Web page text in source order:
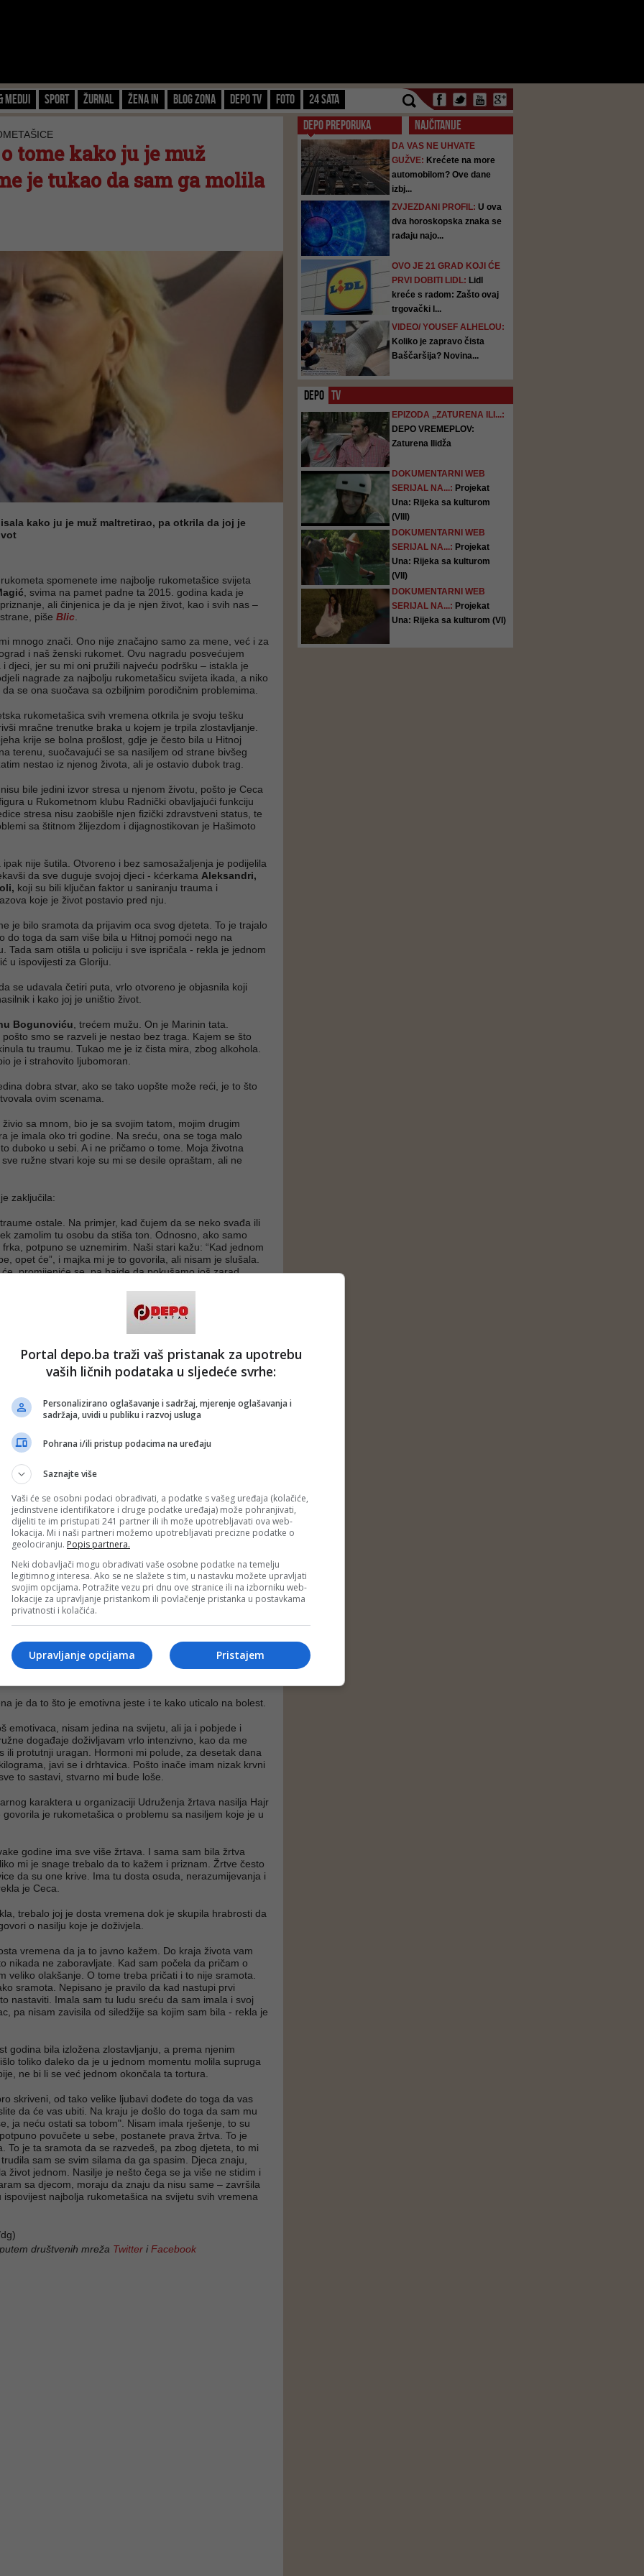
Mediji Sport Žurnal Žena IN Blog zona Depo TV FOTO 24 SATA
tome kako ju je muž
je tukao da sam ga molila
kako ju je muž maltretirao, pa otkrila da joj je
spomenete ime najbolje rukometašice svijeta
, svima na pamet padne ta 2015. godina kada je
ali činjenica je da je njen život, kao i svih nas –
piše Blic
mnogo znači. Ono nije značajno samo za mene, već i za
i naš ženski rukomet. Ovu nagradu posvećujem
i djeci, jer su mi oni pružili najveću podršku – istakla je
nagrade za najbolju rukometašicu svijeta ikada, a niko
se ona suočava sa ozbiljnim porodičnim problemima.
rukometašica svih vremena otkrila je svoju tešku
mračne trenutke braka u kojem je trpila zlostavljanje.
krije se bolna prošlost, gdje je često bila u Hitnoj
terenu, suočavajući se sa nasiljem od strane bivšeg
nestao iz njenog života, ali je ostavio dubok trag.
bile jedini izvor stresa u njenom životu, pošto je Ceca
u Rukometnom klubu Radnički obavljajući funkciju
stresa nisu zaobišle njen fizički zdravstveni status, te
sa štitnom žlijezdom i dijagnostikovan je Hašimoto
nije šutila. Otvoreno i bez samosažaljenja je podijelila
da sve duguje svojoj djeci - kćerkama Aleksandri,
koji su bili ključan faktor u saniranju trauma i
koje je život postavio pred nju.
je bilo sramota da prijavim oca svog djeteta. To je trajalo
do toga da sam više bila u Hitnoj pomoći nego na
Tada sam otišla u policiju i sve ispričala - rekla je jednom
u ispovijesti za Gloriju.
se udavala četiri puta, vrlo otvoreno je objasnila koji
i kako joj je uništio život.
Bogunoviću , trećem mužu. On je Marinin tata.
pošto smo se razveli je nestao bez traga. Kajem se što
tu traumu. Tukao me je iz čista mira, zbog alkohola.
je i strahovito ljubomoran.
dobra stvar, ako se tako uopšte može reći, je to što
ovim scenama.
sa mnom, bio je sa svojim tatom, mojim drugim
je imala oko tri godine. Na sreću, ona se toga malo
duboko u sebi. A i ne pričamo o tome. Moja životna
ružne stvari koje su mi se desile opraštam, ali ne
zaključila:
ostale. Na primjer, kad čujem da se neko svađa ili
zamolim tu osobu da stiša ton. Odnosno, ako samo
potpuno se uznemirim. Naši stari kažu: “Kad jednom
opet će”, i majka mi je to govorila, ali nisam je slušala.
promijeniće se, pa hajde da pokušamo još zarad
je. A što se tiče straha da mi se to ne ponovi, sljedećem
izvjesnog vremena priznala kakav problem sam imala
i upozorila sam ga da slučajno ne povisi ton, a kamoli da
jer ne znam šta bih bila u stanju da uradim. U svakom
mi se ništa slično nije dogodilo.
što je proživjela javili su joj se problemi sa štitnom
da imam problema sa štitnom žlijezdom, ali ne znam kad
Na jednoj utakmici, dok sam bila trener Radničkog, pala
je izuzetno težak meč, mnogo sam se nervirala. A i
da prilikom rasprave ili kad sam uzbuđena gubim
da govorim. Tog dana kad sam pala u nesvijest
da odmah idem kod ljekara. Poslušala sam je i ispostavilo
sindrom.
šta je sve koristila u borbi protiv ovog zdravstvenog
miligrama lijeka, zatim sam prešla na 50, pa na 75, pa
i doza se stalno povećavala, sve dok nisam otišla kod
koja mi je objasnila da mi je džabe da uzimam
ne prestanem da se izlažem stresnim situacijama. Jasno
od izvora stresa trenerski poziv, tako da sam ga
Drugi okidač je bio krah braka sa četvrtim suprugom, ali i
2014. I zaista, šest mjeseci kasnije uspjela sam
stanje. Sada više ne osjećam slabost kao prije,
iznerviram, izgubim nekoliko kilograma i promuklost se
što sam prošla svim ženama, pogotovu onim starijim od
da redovno idu na kontrole. Jer, ja sam neko vrijeme
- rekla je Ceca.
je da to što je emotivna jeste i te kako uticalo na bolest.
emotivaca, nisam jedina na svijetu, ali ja i pobjede i
događaje doživljavam vrlo intenzivno, kao da me
ili protutnji uragan. Hormoni mi polude, za desetak dana
javi se i drhtavica. Pošto inače imam nizak krvni
to sastavi, stvarno mi bude loše.
karaktera u organizaciji Udruženja žrtava nasilja Hajr
govorila je rukometašica o problemu sa nasiljem koje je u
godine ima sve više žrtava. I sama sam bila žrtva
mi je snage trebalo da to kažem i priznam. Žrtve često
da su one krive. Ima tu dosta osuda, nerazumijevanja i
je Ceca.
trebalo joj je dosta vremena dok je skupila hrabrosti da
o nasilju koje je doživjela.
vremena da ja to javno kažem. Do kraja života vam
nikada ne zaboravljate. Kad sam počela da pričam o
veliko olakšanje. O tome treba pričati i to nije sramota.
sramota. Nepisano je pravilo da kad nastupi prvi
nastaviti. Imala sam tu ludu sreću da sam imala i svoj
pa nisam zavisila od siledžije sa kojim sam bila - rekla je
godina bila izložena zlostavljanju, a prema njenim
toliko daleko da je u jednom momentu molila supruga
ne bi li se već jednom okončala ta tortura.
skriveni, od tako velike ljubavi dođete do toga da vas
da će vas ubiti. Na kraju je došlo do toga da sam mu
ja neću ostati sa tobom". Nisam imala rješenje, to su
povučete u sebe, postanete prava žrtva. To je
To je ta sramota da se razvedeš, pa zbog djeteta, to mi
sam se svim silama da ga spasim. Djeca znaju,
život jednom. Nasilje je nešto čega se ja više ne stidim i
sa djecom, moraju da znaju da nisu same – završila
ispovijest najbolja rukometašica na svijetu svih vremena
društvenih mreža Twitter iFacebook
DEPO PREPORUKA NAJČITANIJE
DA VAS NE UHVATE
GUŽVE: Krećete na more
automobilom? Ove dane
izbj...
ZVJEZDANI PROFIL: U ova
dva horoskopska znaka se
rađaju najo...
OVO JE 21 GRAD KOJI ĆE
PRVI DOBITI LIDL: Lidl
kreće s radom: Zašto ovaj
trgovački l...
VIDEO/ YOUSEF ALHELOU:
Koliko je zapravo čista
Baščaršija? Novina...
DEPO TV
EPIZODA „ZATURENA ILI...:
DEPO VREMEPLOV:
Zaturena Ilidža
DOKUMENTARNI WEB
SERIJAL NA...: Projekat
Una: Rijeka sa kulturom
(VIII)
DOKUMENTARNI WEB
SERIJAL NA...: Projekat
Una: Rijeka sa kulturom
(VII)
DOKUMENTARNI WEB
SERIJAL NA...: Projekat
Una: Rijeka sa kulturom (VI)
Portal depo.ba traži vaš pristanak za upotrebu
vaših ličnih podataka u sljedeće svrhe:
Personalizirano oglašavanje i sadržaj, mjerenje oglašavanja i
sadržaja, uvidi u publiku i razvoj usluga
Pohrana i/ili pristup podacima na uređaju
Saznajte više
Vaši će se osobni podaci obrađivati, a podatke s vašeg uređaja (kolačiće,
jedinstvene identifikatore i druge podatke uređaja) može pohranjivati,
dijeliti te im pristupati 241 partner ili ih može upotrebljavati ova web-
lokacija. Mi i naši partneri možemo upotrebljavati precizne podatke o
geolociranju. Popis partnera.
Neki dobavljači mogu obrađivati vaše osobne podatke na temelju
legitimnog interesa. Ako se ne slažete s tim, u nastavku možete upravljati
svojim opcijama. Potražite vezu pri dnu ove stranice ili na izborniku web-
lokacije za upravljanje pristankom ili povlačenje pristanka u postavkama
privatnosti i kolačića.
Pristajem
Upravljanje opcijama